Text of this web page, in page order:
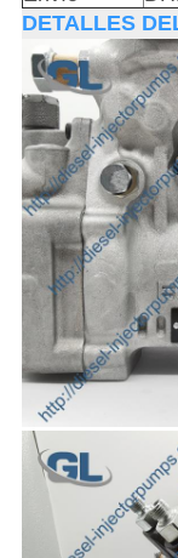
DETALLES